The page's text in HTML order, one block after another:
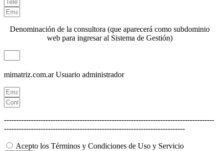
Denominación de la consultora (que aparecerá como subdominio
web para ingresar al Sistema de Gestión)
mimatriz.com.ar Usuario administrador
--------------------------------------------------------------------------------------
--------------------------------------------------------------------------
Acepto los Términos y Condiciones de Uso y Servicio